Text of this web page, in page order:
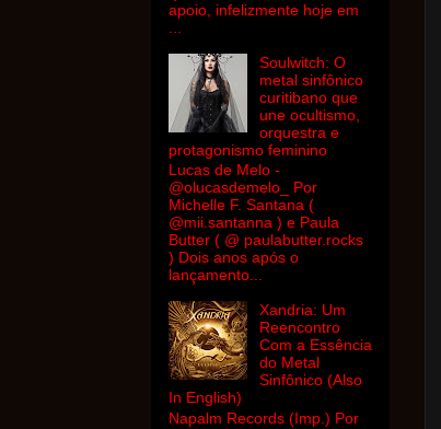
apoio, infelizmente hoje em
Soulwitch: O
metal sinfônico
curitibano que
une ocultismo,
orquestra e
protagonismo feminino
Lucas de Melo -
@olucasdemelo_ Por
Michelle F. Santana (
@mii.santanna ) e Paula
Butter ( @ paulabutter.rocks
) Dois anos após o
lançamento...
Xandria: Um
Reencontro
Com a Essência
do Metal
Sinfônico (Also
In English)
Napalm Records (Imp.) Por